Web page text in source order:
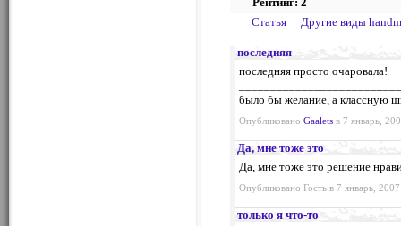
Статья
Другие виды
последняя
последняя просто очаровала!
было бы желание, а классную
Опубликовано Gaalets в 7 январь,
Да, мне тоже это
Да, мне тоже это решение
Опубликовано Гость в 7 январь,
только я что-то